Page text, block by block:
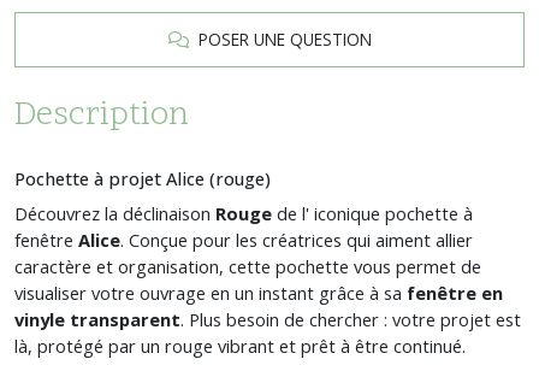
POSER UNE QUESTION
Description
Pochette à projet Alice (rouge)
Découvrez la déclinaison Rouge de l' iconique pochette à
fenêtre Alice. Conçue pour les créatrices qui aiment allier
caractère et organisation, cette pochette vous permet de
visualiser votre ouvrage en un instant grâce à sa fenêtre en
vinyle transparent. Plus besoin de chercher : votre projet est
là, protégé par un rouge vibrant et prêt à être continué.